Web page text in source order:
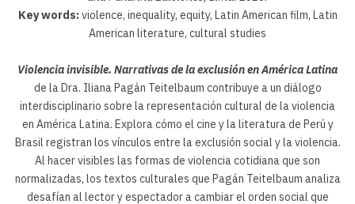
Key words:violence, inequality, equity, Latin American film, Latin
American literature, cultural studies
Violencia invisible. Narrativas de la exclusión en América Latina
de la Dra. Iliana Pagán Teitelbaum contribuye a un diálogo
interdisciplinario sobre la representación cultural de la violencia
en América Latina. Explora cómo el cine y la literatura de Perú y
Brasil registran los vínculos entre la exclusión social y la violencia.
Al hacer visibles las formas de violencia cotidiana que son
normalizadas, los textos culturales que Pagán Teitelbaum analiza
desafían al lector y espectador a cambiar el orden social que